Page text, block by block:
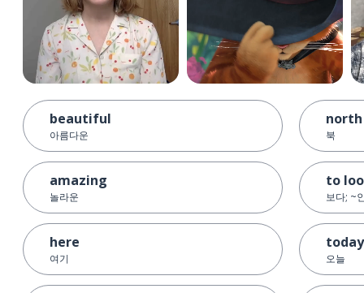
beautiful
아름다운
amazing
놀라운
here
여기
north
북
to
보다; ~
today
오늘